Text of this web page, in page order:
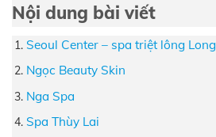
Nội dung bài viết
Seoul Center – spa triệt lông
Ngọc Beauty Skin
Nga Spa
Spa Thùy Lai